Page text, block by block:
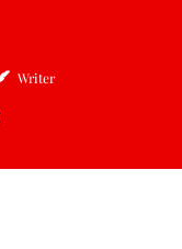
Writer